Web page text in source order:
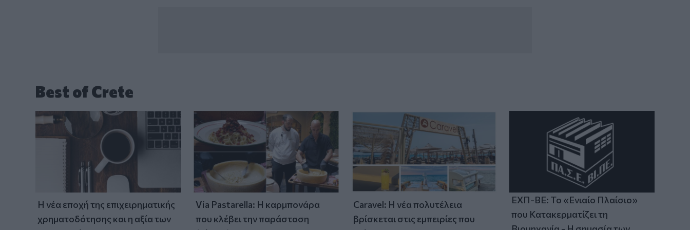
Best of Crete
Η νέα εποχή της επιχειρηματικής
χρηματοδότησης και η αξία των
Via Pastarella: Η καρμπονάρα
που κλέβει την παράσταση
Caravel: Η νέα πολυτέλεια
βρίσκεται στις εμπειρίες που
ΕΧΠ-ΒΕ: Το «Ενιαίο Πλαίσιο»
που Κατακερματίζει τη